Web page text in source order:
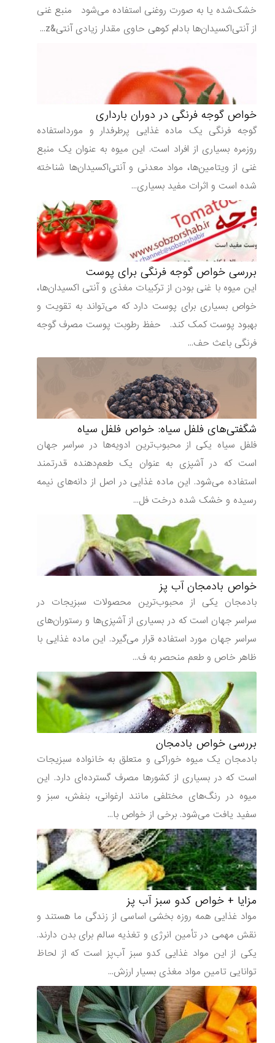
خشک‌شده یا به صورت روغنی استفاده می‌شود منبع غنی
از آنتی‌اکسیدان‌ها بادام کوهی حاوی مقدار زیادی آنتی&z...
خواص گوجه فرنگی در دوران بارداری
گوجه فرنگی یک ماده غذایی پرطرفدار و مورداستفاده
روزمره بسیاری از افراد است. این میوه به عنوان یک منبع
غنی از ویتامین‌ها، مواد معدنی و آنتی‌اکسیدان‌ها شناخته
شده است و اثرات مفید بسیاری...
بررسی خواص گوجه فرنگی برای پوست
این میوه با غنی بودن از ترکیبات مغذی و آنتی اکسیدان‌ها،
خواص بسیاری برای پوست دارد که می‌تواند به تقویت و
بهبود پوست کمک کند. حفظ رطوبت پوست مصرف گوجه
فرنگی باعث حف...
شگفتی‌های فلفل سیاه: خواص فلفل سیاه
فلفل سیاه یکی از محبوب‌ترین ادویه‌ها در سراسر جهان
است که در آشپزی به عنوان یک طعم‌دهنده قدرتمند
استفاده می‌شود. این ماده غذایی در اصل از دانه‌های نیمه
رسیده و خشک شده درخت فل...
خواص بادمجان آب پز
بادمجان یکی از محبوب‌ترین محصولات سبزیجات در
سراسر جهان است که در بسیاری از آشپزی‌ها و رستوران‌های
سراسر جهان مورد استفاده قرار می‌گیرد. این ماده غذایی با
ظاهر خاص و طعم منحصر به ف...
بررسی خواص بادمجان
بادمجان یک میوه خوراکی و متعلق به خانواده سبزیجات
است که در بسیاری از کشورها مصرف گسترده‌ای دارد. این
میوه در رنگ‌های مختلفی مانند ارغوانی، بنفش، سبز و
سفید یافت می‌شود. برخی از خواص با...
مزایا + خواص کدو سبز آب پز
مواد غذایی همه‌ روزه بخشی اساسی از زندگی ما هستند و
نقش مهمی در تأمین انرژی و تغذیه سالم برای بدن دارند.
یکی از این مواد غذایی کدو سبز آب‌پز است که از لحاظ
توانایی تامین مواد مغذی بسیار ارزش...